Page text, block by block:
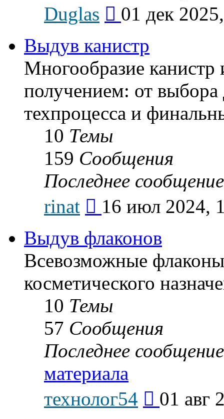
Duglas
последнему
01 дек
Выдув канистр
Многообразие
получением: от
техпроцесса и
10 Темы
159 Сообщения
Последнее сообщение
rinat
последнему
16 июл 2024,
Выдув флаконов
Всевозможные
косметического
10 Темы
57 Сообщения
Последнее сообщение
материала
технолог54
последнему
01 авг